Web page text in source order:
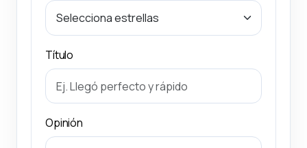
Título
Opinión